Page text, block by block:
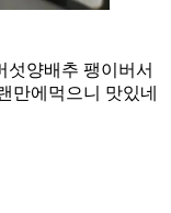
섯양배추 팽이버서
만에먹으니 맛있네